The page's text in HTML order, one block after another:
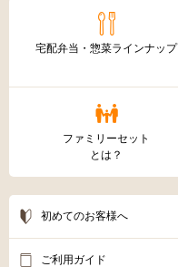
宅配弁当・惣菜ラインナップ
ファミリーセット
とは？
初めてのお客様へ
ご利用ガイド